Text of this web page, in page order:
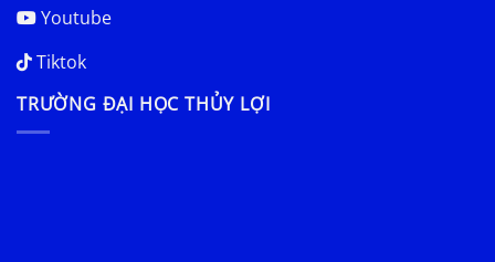
Youtube
Tiktok
TRƯỜNG ĐẠI HỌC THỦY LỢI